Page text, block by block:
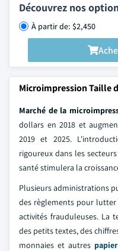
Découvrez nos
À partir de: $2,450
Microimpression Taille
Marché de la
dollars en 2018 et
2019 et 2025.
rigoureux dans les
santé stimulera la
Plusieurs administrations
des règlements pour
activités frauduleuses. La
des petits textes, des
monnaies et autres